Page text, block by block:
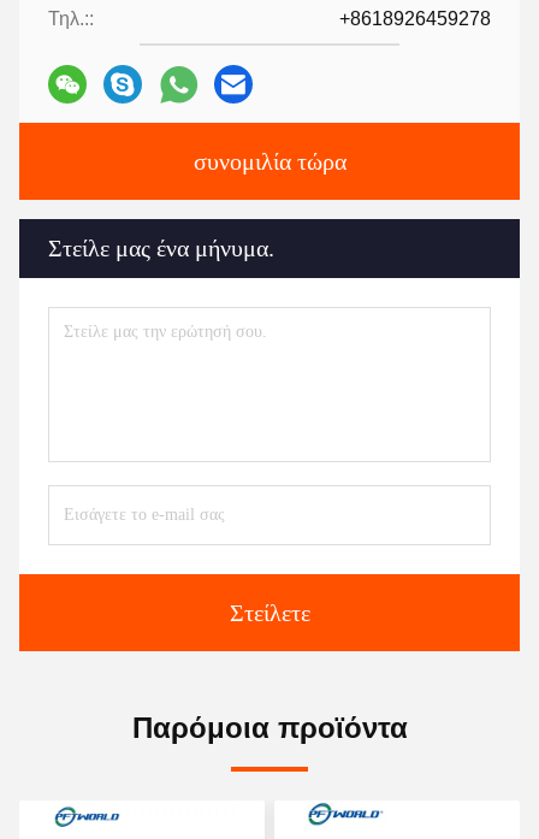
Τηλ.:: +8618926459278
συνομιλία τώρα
Στείλε μας ένα μήνυμα.
Στείλετε
Παρόμοια προϊόντα